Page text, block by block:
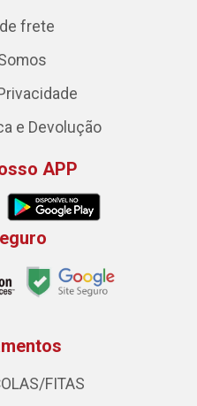
frete
e Devolução
APP
FITAS